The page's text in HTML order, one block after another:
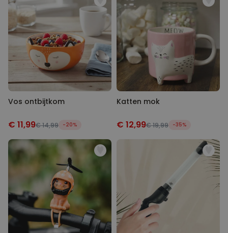
Vos ontbijtkom
€ 11,99€ 14,99 -20%
Katten mok
€ 12,99€ 19,99 -35%